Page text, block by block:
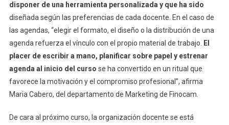
disponer de una herramienta personalizada y que ha sido
diseñada según las preferencias de cada docente. En el caso de
las agendas, “elegir el formato, el diseño o la distribución de una
agenda refuerza el vínculo con el propio material de trabajo.
El
placer de escribir a mano, planificar sobre papel y estrenar
agenda al inicio del curso se ha convertido en un ritual que
favorece la motivación y el compromiso profesional”, afirma
Maria Cabero, del departamento de Marketing de Finocam.
De cara al próximo curso, la organización docente se está